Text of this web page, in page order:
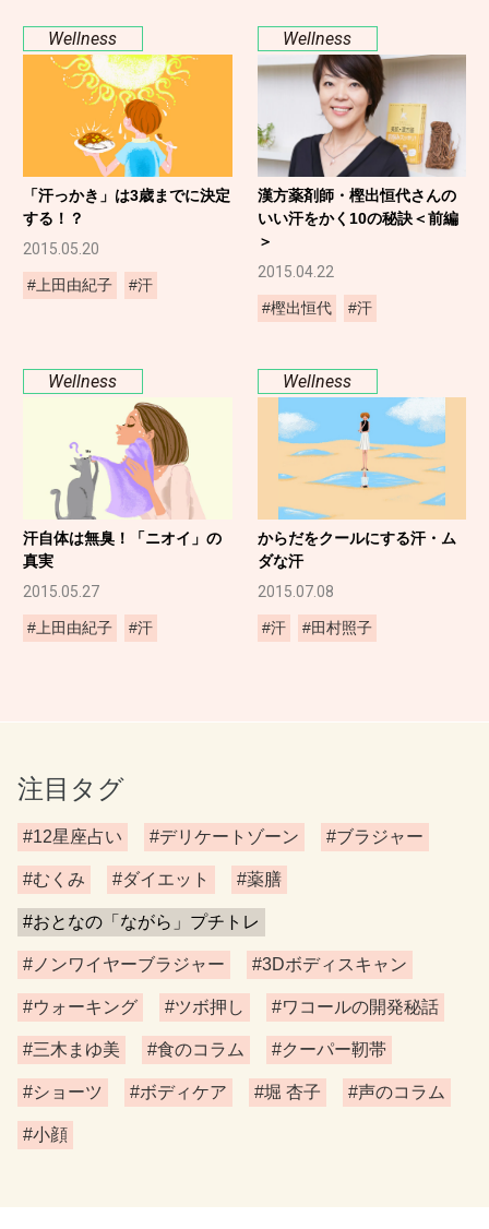
注目タグ
#12星座占い #デリケートゾーン #ブラジャー
#むくみ #ダイエット #薬膳
#おとなの「ながら」プチトレ
#ノンワイヤーブラジャー #3Dボディスキャン
#ウォーキング #ツボ押し #ワコールの開発秘話
#三木まゆ美 #食のコラム #クーパー靭帯
#ショーツ #ボディケア #堀 杏子 #声のコラム
#小顔
Wellness
「汗っかき」は3歳までに決定
する！？
2015.05.20
#上田由紀子 #汗
Wellness
漢方薬剤師・樫出恒代さんの
いい汗をかく10の秘訣＜前編
＞
2015.04.22
#樫出恒代 #汗
Wellness
汗自体は無臭！「ニオイ」の
真実
2015.05.27
#上田由紀子 #汗
Wellness
からだをクールにする汗・ム
ダな汗
2015.07.08
#汗 #田村照子